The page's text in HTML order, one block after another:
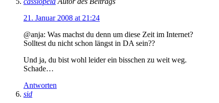
21. Januar 2008 at 21:24
@anja: Was machst du denn um diese Zeit im Internet?
Solltest du nicht schon längst in DA sein??
Und ja, du bist wohl leider ein bisschen zu weit weg.
Schade…
Antworten
sid